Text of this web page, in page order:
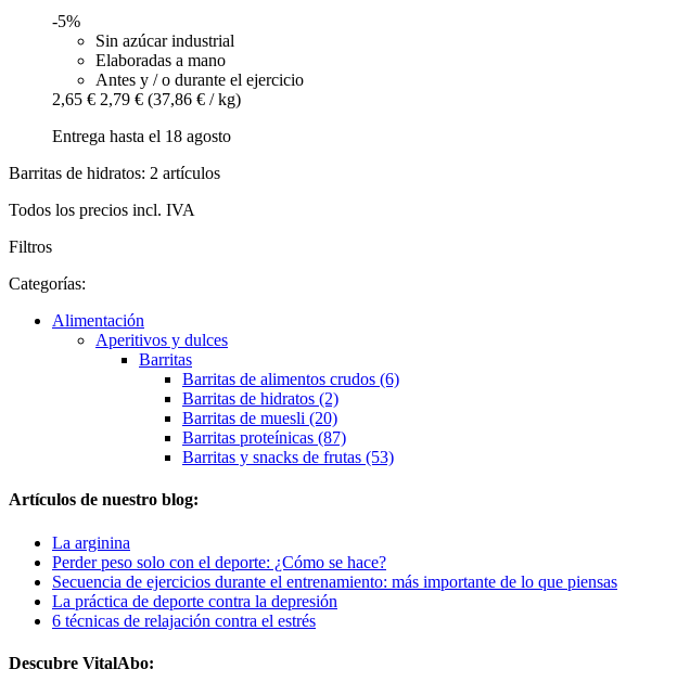
-5%
Sin azúcar industrial
Elaboradas a mano
Antes y / o durante el ejercicio
2,65 € 2,79 € (37,86 € / kg)
Entrega hasta el 18 agosto
Barritas de hidratos: 2 artículos
Todos los precios incl. IVA
Filtros
Categorías:
Alimentación
Aperitivos y dulces
Barritas
Barritas de alimentos crudos (6)
Barritas de hidratos (2)
Barritas de muesli (20)
Barritas proteínicas (87)
Barritas y snacks de frutas (53)
Artículos de nuestro blog:
La arginina
Perder peso solo con el deporte: ¿Cómo se hace?
Secuencia de ejercicios durante el entrenamiento: más importante de lo que piensas
La práctica de deporte contra la depresión
6 técnicas de relajación contra el estrés
Descubre VitalAbo: